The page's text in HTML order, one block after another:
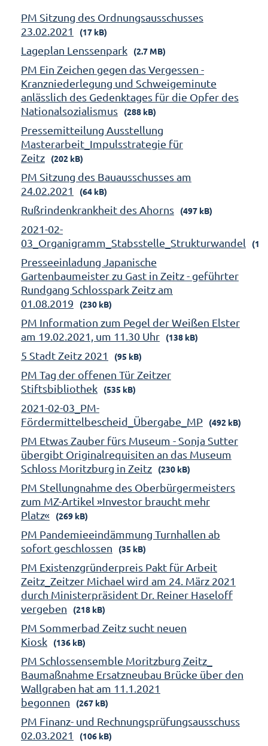
PM Sitzung des Ordnungsausschusses
23.02.2021
(17 kB)
Lageplan Lenssenpark (2.7 MB)
PM Ein Zeichen gegen das Vergessen -
Kranzniederlegung und Schweigeminute
anlässlich des Gedenktages für die Opfer des
Nationalsozialismus
(288 kB)
Pressemitteilung Ausstellung
Masterarbeit_Impulsstrategie für
Zeitz
(202 kB)
PM Sitzung des Bauausschusses am
24.02.2021
(64 kB)
Rußrindenkrankheit des Ahorns (497 kB)
2021-02-
03_Organigramm_Stabsstelle_Strukturwandel
Presseeinladung Japanische
Gartenbaumeister zu Gast in Zeitz - geführter
Rundgang Schlosspark Zeitz am
01.08.2019
(230 kB)
PM Information zum Pegel der Weißen Elster
am 19.02.2021, um 11.30 Uhr
(138 kB)
5 Stadt Zeitz 2021 (95 kB)
PM Tag der offenen Tür Zeitzer
Stiftsbibliothek
(535 kB)
2021-02-03_PM-
Fördermittelbescheid_Übergabe_MP
(492 kB)
PM Etwas Zauber fürs Museum - Sonja Sutter
übergibt Originalrequisiten an das Museum
Schloss Moritzburg in Zeitz
(230 kB)
PM Stellungnahme des Oberbürgermeisters
zum MZ-Artikel »Investor braucht mehr
Platz«
(269 kB)
PM Pandemieeindämmung Turnhallen ab
sofort geschlossen
(35 kB)
PM Existenzgründerpreis Pakt für Arbeit
Zeitz_Zeitzer Michael wird am 24. März 2021
durch Ministerpräsident Dr. Reiner Haseloff
vergeben
(218 kB)
PM Sommerbad Zeitz sucht neuen
Kiosk
(136 kB)
PM Schlossensemble Moritzburg Zeitz_
Baumaßnahme Ersatzneubau Brücke über den
Wallgraben hat am 11.1.2021
begonnen
(267 kB)
PM Finanz- und Rechnungsprüfungsausschuss
02.03.2021
(106 kB)